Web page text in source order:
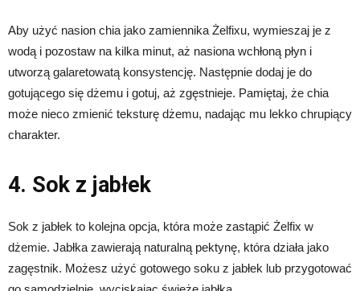
Aby użyć nasion chia jako zamiennika Żelfixu, wymieszaj je z
wodą i pozostaw na kilka minut, aż nasiona wchłoną płyn i
utworzą galaretowatą konsystencję. Następnie dodaj je do
gotującego się dżemu i gotuj, aż zgęstnieje. Pamiętaj, że chia
może nieco zmienić teksturę dżemu, nadając mu lekko chrupiący
charakter.
4. Sok z jabłek
Sok z jabłek to kolejna opcja, która może zastąpić Żelfix w
dżemie. Jabłka zawierają naturalną pektynę, która działa jako
zagęstnik. Możesz użyć gotowego soku z jabłek lub przygotować